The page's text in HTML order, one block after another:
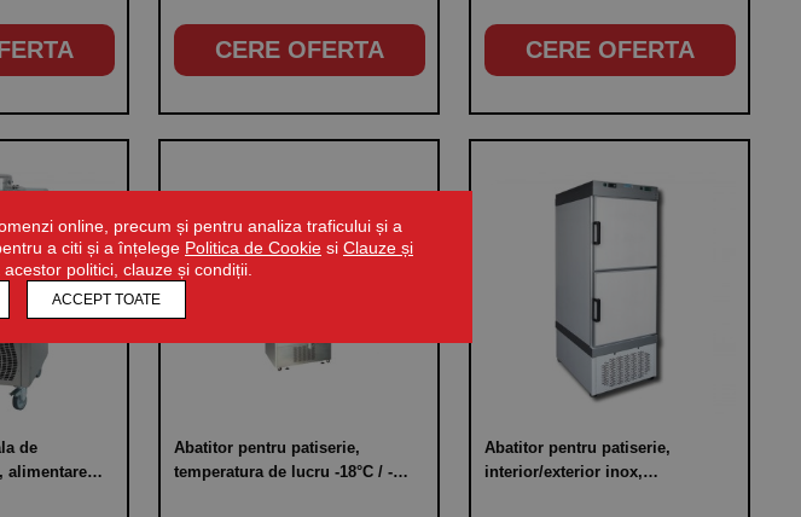
online, precum și pentru analiza traficului și a
a citi și a înțelege Politica de Cookie si Clauze și
politici, clauze și condiții.
ACCEPT TOATE
CERE OFERTA CERE OFERTA
de
alimentare
Abatitor pentru patiserie,
temperatura de lucru -18°C / -
Abatitor pentru patiserie,
interior/exterior inox,